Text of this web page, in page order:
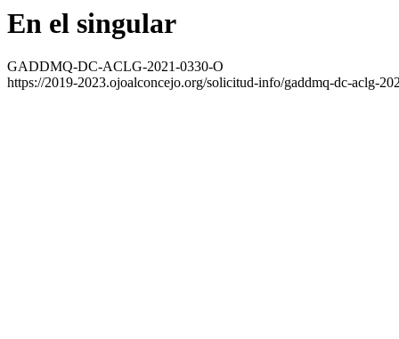
En el singular
GADDMQ-DC-ACLG-2021-0330-O
https://2019-2023.ojoalconcejo.org/solicitud-info/gaddmq-dc-aclg-